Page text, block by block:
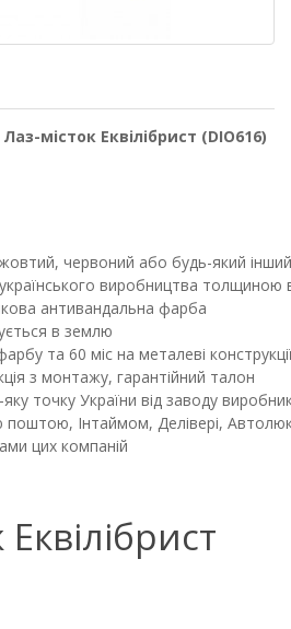
Лаз-місток Еквілібрист (DIO616)
червоний або будь-який
виробництва толщиною
антивандальна фарба
в землю
та 60 міс на металеві
з монтажу, гарантійний талон
точку України від заводу
Інтаймом, Делівері,
цих компаній